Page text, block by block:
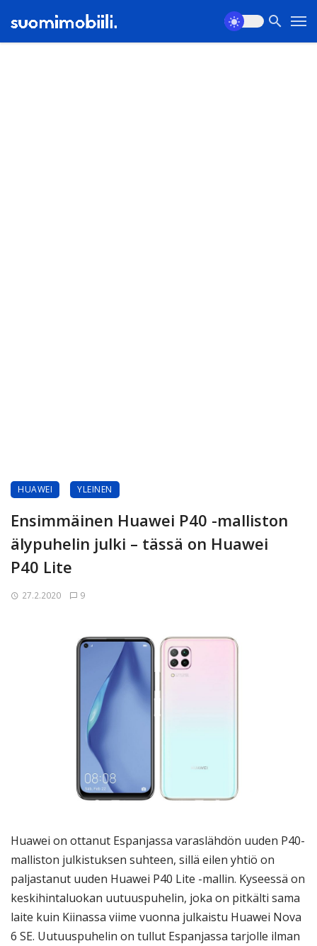
HUAWEI YLEINEN
Ensimmäinen Huawei P40 -malliston
älypuhelin julki – tässä on Huawei
P40 Lite
27.2.2020 9
Huawei on ottanut Espanjassa varaslähdön uuden P40-
malliston julkistuksen suhteen, sillä eilen yhtiö on
paljastanut uuden Huawei P40 Lite -mallin. Kyseessä on
keskihintaluokan uutuuspuhelin, joka on pitkälti sama
laite kuin Kiinassa viime vuonna julkaistu Huawei Nova
6 SE. Uutuuspuhelin on tullut Espanjassa tarjolle ilman